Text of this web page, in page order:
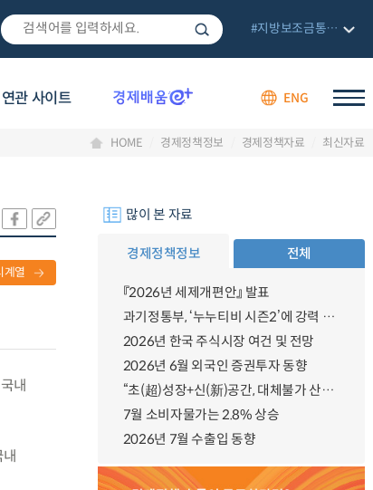
연관 사이트 ENG
#지방보조금통합관리망
HOME 경제정책정보 경제정책자료 최신자료
계열
내
많이 본 자료
경제정책정보 전체
『2026년 세제개편안』 발표
과기정통부, ‘누누티비 시즌2’에 강력 대응 의지 밝혀
2026년 한국 주식시장 여건 및 전망
2026년 6월 외국인 증권투자 동향
“초(超)성장+신(新)공간, 대체불가 산업강국”
7월 소비자물가는 2.8% 상승
2026년 7월 수출입 동향